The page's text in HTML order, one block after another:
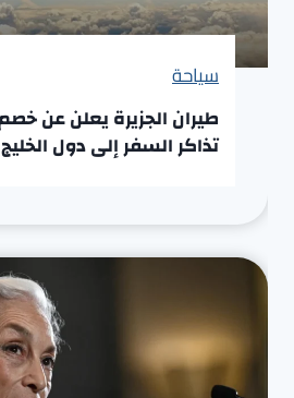
سياحة
تذاكر السفر إلى دول الخليج